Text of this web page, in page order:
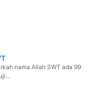
nama Allah SWT ada 99